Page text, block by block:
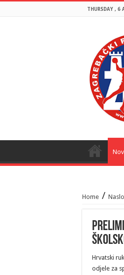
THURSDAY , 6
Home /
Hrvatski
odjele za